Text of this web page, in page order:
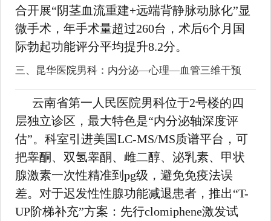
合开展“阴茎血流重建+远端背静脉动脉化”显
微手术，年手术量超过260台，术后6个月国
际勃起功能评分平均提升8.2分。
三、昆华医院男科：内分泌—心理—血管三维干预
云南省第一人民医院男科位于2号楼的四
层独立诊区，最大特色是“内分泌轴深度评
估”。科室引进美国LC-MS/MS质谱平台，可
把睾酮、双氢睾酮、雌二醇、泌乳素、甲状
腺激素一次性精准到pg级，避免免疫法误
差。对于迟发性性腺功能减退患者，推出“T-
UP阶梯补充”方案：先行clomiphene激发试